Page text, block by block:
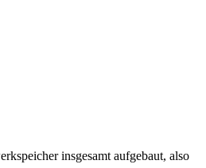
insgesamt aufgebaut, also